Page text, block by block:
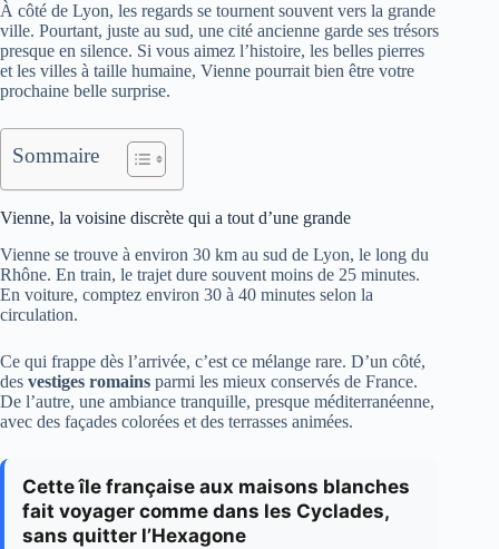
À côté de Lyon, les regards se tournent souvent vers la grande
ville. Pourtant, juste au sud, une cité ancienne garde ses trésors
presque en silence. Si vous aimez l’histoire, les belles pierres
et les villes à taille humaine, Vienne pourrait bien être votre
prochaine belle surprise.
Sommaire
Vienne, la voisine discrète qui a tout d’une grande
Vienne se trouve à environ 30 km au sud de Lyon, le long du
Rhône. En train, le trajet dure souvent moins de 25 minutes.
En voiture, comptez environ 30 à 40 minutes selon la
circulation.
Ce qui frappe dès l’arrivée, c’est ce mélange rare. D’un côté,
des vestiges romains parmi les mieux conservés de France.
De l’autre, une ambiance tranquille, presque méditerranéenne,
avec des façades colorées et des terrasses animées.
Cette île française aux maisons blanches
fait voyager comme dans les Cyclades,
sans quitter l’Hexagone